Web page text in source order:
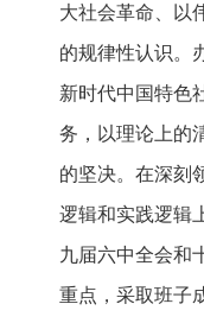
大社会革命、以
的规律性认识。
新时代中国特色
务，以理论上的
的坚决。在深刻
逻辑和实践逻辑
九届六中全会和
重点，采取班子